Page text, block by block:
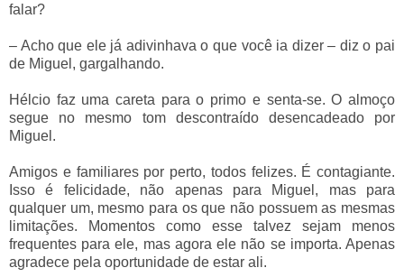
falar?
– Acho que ele já adivinhava o que você ia dizer – diz o pai
de Miguel, gargalhando.
Hélcio faz uma careta para o primo e senta-se. O almoço
segue no mesmo tom descontraído desencadeado por
Miguel.
Amigos e familiares por perto, todos felizes. É contagiante.
Isso é felicidade, não apenas para Miguel, mas para
qualquer um, mesmo para os que não possuem as mesmas
limitações. Momentos como esse talvez sejam menos
frequentes para ele, mas agora ele não se importa. Apenas
agradece pela oportunidade de estar ali.